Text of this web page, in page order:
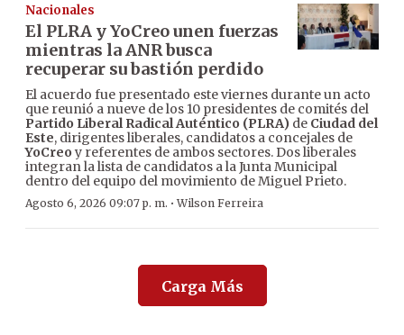
Nacionales
El PLRA y YoCreo unen fuerzas
mientras la ANR busca
recuperar su bastión perdido
El acuerdo fue presentado este viernes durante un acto
que reunió a nueve de los 10 presidentes de comités del
Partido Liberal Radical Auténtico (PLRA) de Ciudad del
Este, dirigentes liberales, candidatos a concejales de
YoCreo y referentes de ambos sectores. Dos liberales
integran la lista de candidatos a la Junta Municipal
dentro del equipo del movimiento de Miguel Prieto.
Agosto 6, 2026 09:07 p. m. ·Wilson Ferreira
Carga Más